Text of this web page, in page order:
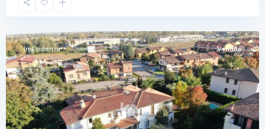
Casaglia
In Evidenza Vendita